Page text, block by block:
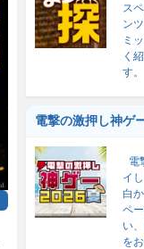
ス
ン
ミ
く
す。
電撃の激押し神ゲ
電
イ
白
ペ
い
を